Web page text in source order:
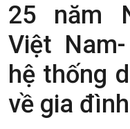
25 năm
Việt
hệ thống
về gia đình